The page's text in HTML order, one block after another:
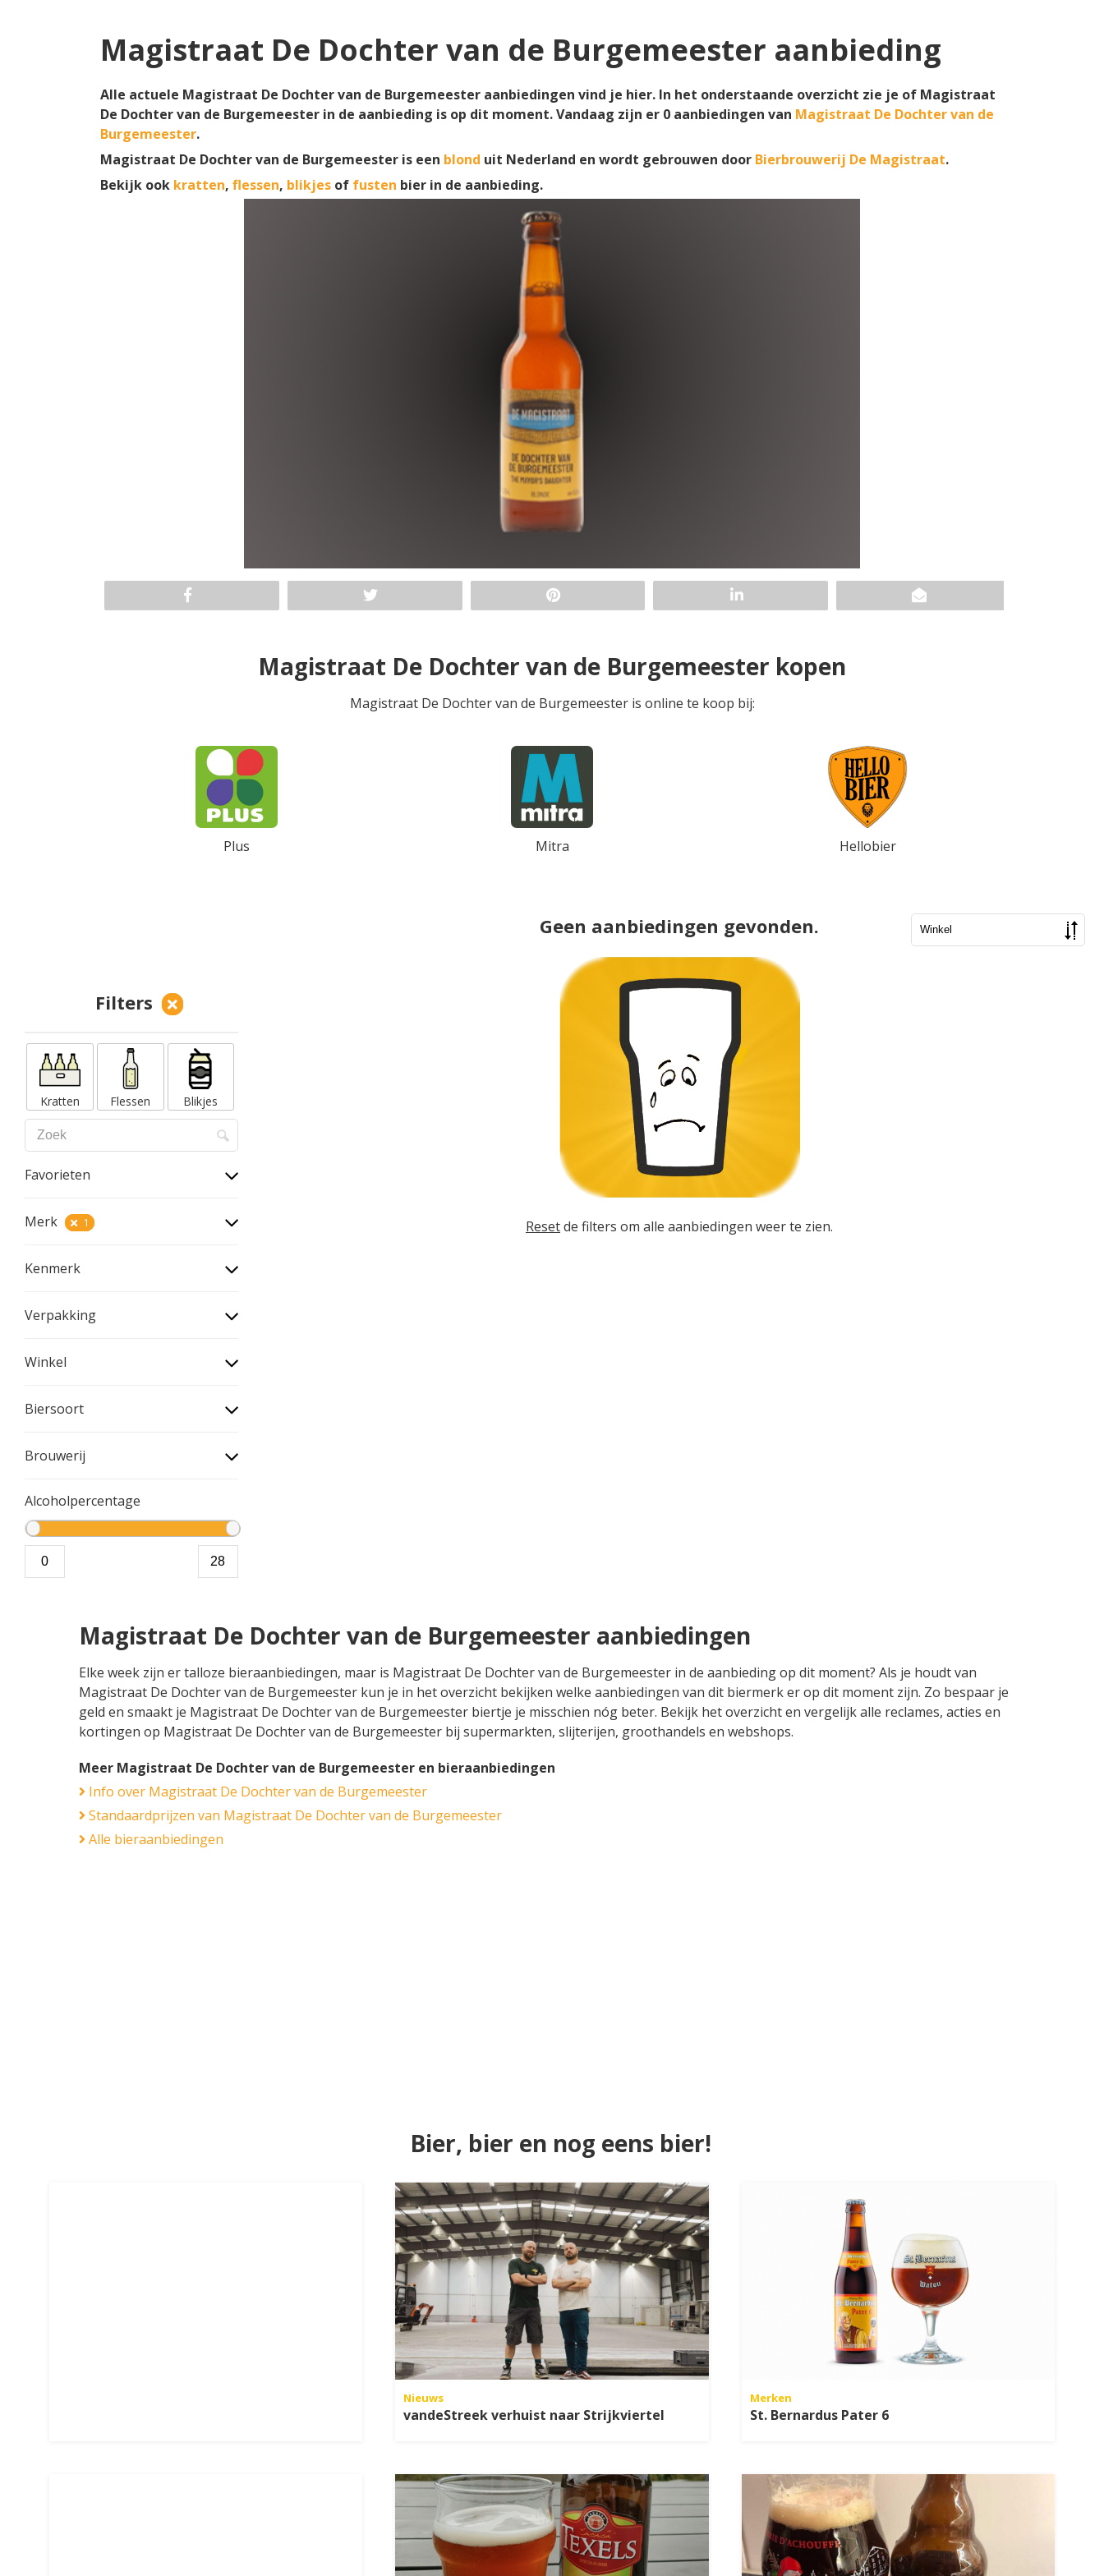
Magistraat De Dochter van de Burgemeester aanbieding
Alle actuele Magistraat De Dochter van de Burgemeester aanbiedingen vind je hier. In het onderstaande overzicht zie je of Magistraat
De Dochter van de Burgemeester in de aanbieding is op dit moment. Vandaag zijn er 0 aanbiedingen van Magistraat De Dochter van de
Burgemeester.
Magistraat De Dochter van de Burgemeester is een blond uit Nederland en wordt gebrouwen door Bierbrouwerij De Magistraat.
Bekijk ook kratten, flessen, blikjes of fusten bier in de aanbieding.
Magistraat De Dochter van de Burgemeester kopen
Magistraat De Dochter van de Burgemeester is online te koop bij:
Plus Mitra Hellobier
Filters
Kratten Flessen Blikjes
Favorieten
Merk 1
Kenmerk
Verpakking
Winkel
Biersoort
Brouwerij
Alcoholpercentage
Geen aanbiedingen gevonden.
Resetde filters om alle aanbiedingen weer te zien.
Magistraat De Dochter van de Burgemeester aanbiedingen
Elke week zijn er talloze bieraanbiedingen, maar is Magistraat De Dochter van de Burgemeester in de aanbieding op dit moment? Als je houdt van
Magistraat De Dochter van de Burgemeester kun je in het overzicht bekijken welke aanbiedingen van dit biermerk er op dit moment zijn. Zo bespaar je
geld en smaakt je Magistraat De Dochter van de Burgemeester biertje je misschien nóg beter. Bekijk het overzicht en vergelijk alle reclames, acties en
kortingen op Magistraat De Dochter van de Burgemeester bij supermarkten, slijterijen, groothandels en webshops.
Meer Magistraat De Dochter van de Burgemeester en bieraanbiedingen
Info over Magistraat De Dochter van de Burgemeester
Standaardprijzen van Magistraat De Dochter van de Burgemeester
Alle bieraanbiedingen
Bier, bier en nog eens bier!
Nieuws
vandeStreek verhuist naar Strijkviertel
Merken
St. Bernardus Pater 6